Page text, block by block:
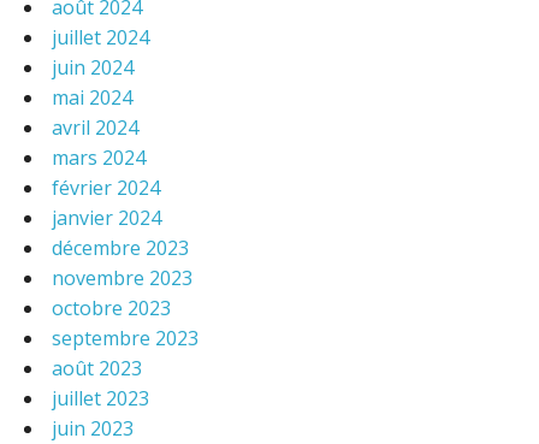
août 2024
juillet 2024
juin 2024
mai 2024
avril 2024
mars 2024
février 2024
janvier 2024
décembre 2023
novembre 2023
octobre 2023
septembre 2023
août 2023
juillet 2023
juin 2023